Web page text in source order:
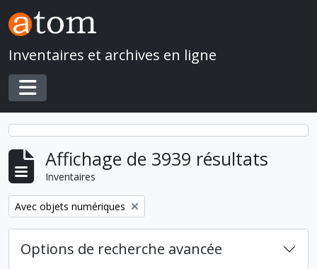
Skip to main content
Inventaires et archives en ligne
Toggle navigation
Affichage de 3939 résultats
Inventaires
Remove filter:
Avec objets numériques
Options de recherche avancée